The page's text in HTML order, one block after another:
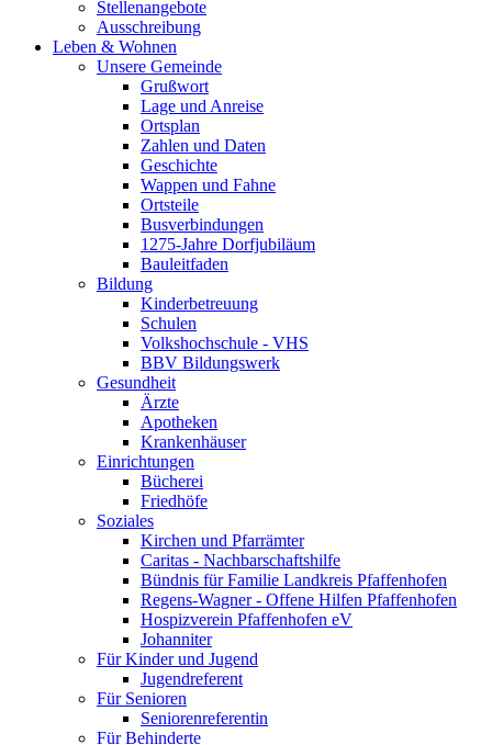
Stellenangebote
Ausschreibung
Leben & Wohnen
Unsere Gemeinde
Grußwort
Lage und Anreise
Ortsplan
Zahlen und Daten
Geschichte
Wappen und Fahne
Ortsteile
Busverbindungen
1275-Jahre Dorfjubiläum
Bauleitfaden
Bildung
Kinderbetreuung
Schulen
Volkshochschule - VHS
BBV Bildungswerk
Gesundheit
Ärzte
Apotheken
Krankenhäuser
Einrichtungen
Bücherei
Friedhöfe
Soziales
Kirchen und Pfarrämter
Caritas - Nachbarschaftshilfe
Bündnis für Familie Landkreis Pfaffenhofen
Regens-Wagner - Offene Hilfen Pfaffenhofen
Hospizverein Pfaffenhofen eV
Johanniter
Für Kinder und Jugend
Jugendreferent
Für Senioren
Seniorenreferentin
Für Behinderte